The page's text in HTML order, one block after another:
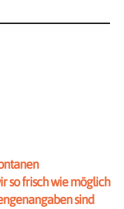
so frisch wie möglich
sind